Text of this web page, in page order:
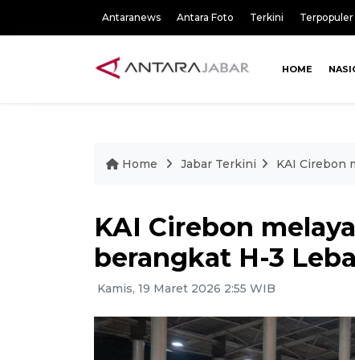
Antaranews Antara Foto Terkini Terpopuler
HOME
Home Jabar Terkini KAI Cirebon
KAI Cirebon
berangkat H-3
Kamis, 19 Maret 2026 2:55 WIB